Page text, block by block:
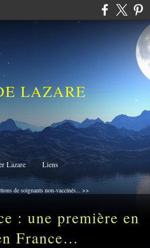
LAZARE
Lazare Liens
de soignants non-vaccinés... >>
: une première en
France…